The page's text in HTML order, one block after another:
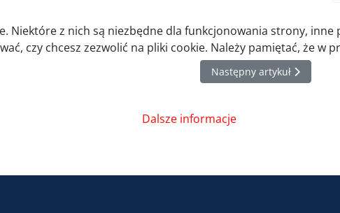
17.10.2014 Następny artykuł:
Następny artykuł
Niektóre z nich są niezbędne dla funkcjonowania strony,
czy chcesz zezwolić na pliki cookie. Należy pamiętać, że
Dalsze informacje